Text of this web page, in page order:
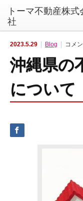
2023.5.29 Blog
沖
の
不
産
競
売
の
コメ
沖縄県の
について